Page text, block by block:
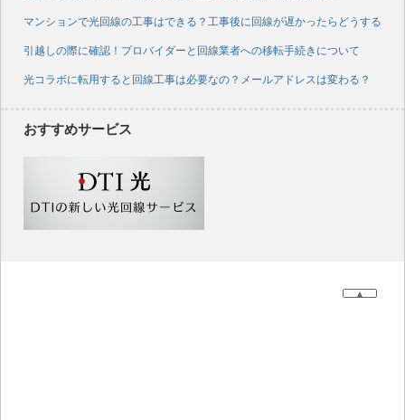
マンションで光回線の工事はできる？工事後に回線が遅かったらどうする
引越しの際に確認！プロバイダーと回線業者への移転手続きについて
光コラボに転用すると回線工事は必要なの？メールアドレスは変わる？
おすすめサービス
▲